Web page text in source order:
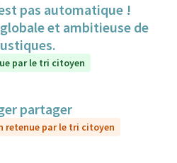
pas automatique !
et ambitieuse de
par le tri citoyen
partager
retenue par le tri citoyen